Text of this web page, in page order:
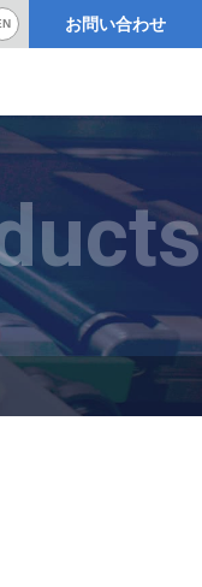
お問い合わせ